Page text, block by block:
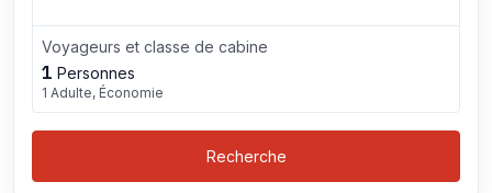
Voyageurs et classe de cabine
1 Personnes
1 Adulte, Économie
Recherche